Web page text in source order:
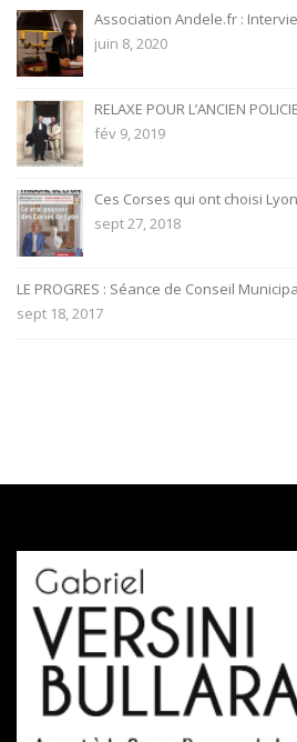
Association Andele.fr :
juin 8, 2020
RELAXE POUR L’ANCIEN
fév 9, 2019
Ces Corses qui ont choisi Lyon
sept 27, 2018
LE PROGRES : Séance de Conseil
sept 18, 2017